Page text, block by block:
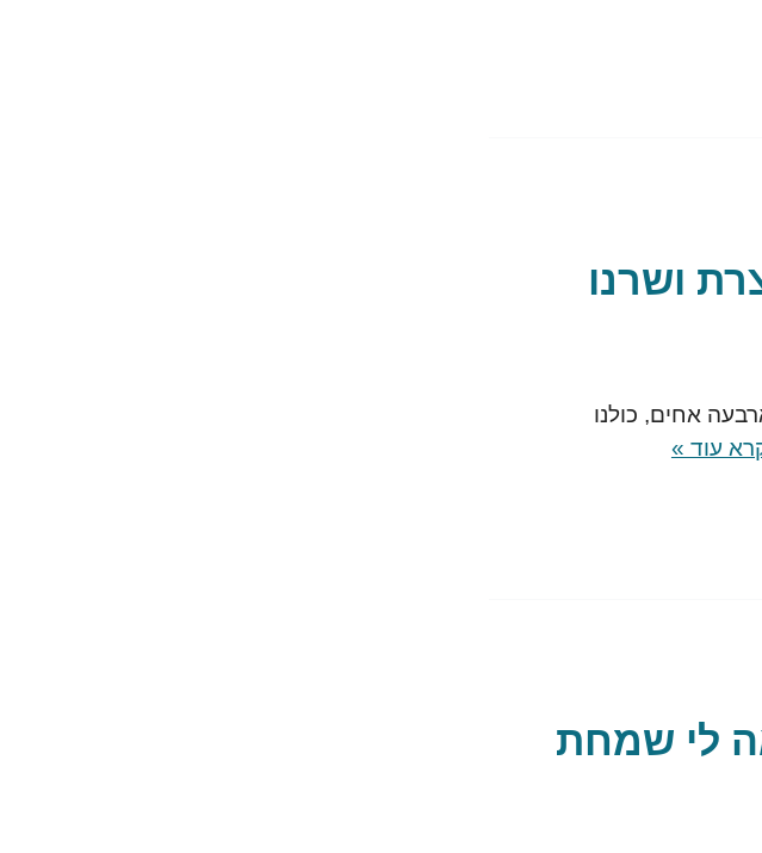
ושרנו
אחים, כולנו
עוד »
לי שמחת